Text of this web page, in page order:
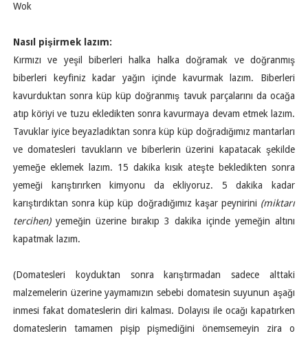
Wok
Nasıl pişirmek lazım:
Kırmızı ve yeşil biberleri halka halka doğramak ve doğranmış
biberleri keyfiniz kadar yağın içinde kavurmak lazım. Biberleri
kavurduktan sonra küp küp doğranmış tavuk parçalarını da ocağa
atıp köriyi ve tuzu ekledikten sonra kavurmaya devam etmek lazım.
Tavuklar iyice beyazladıktan sonra küp küp doğradığımız mantarları
ve domatesleri tavukların ve biberlerin üzerini kapatacak şekilde
yemeğe eklemek lazım. 15 dakika kısık ateşte bekledikten sonra
yemeği karıştırırken kimyonu da ekliyoruz. 5 dakika kadar
karıştırdıktan sonra küp küp doğradığımız kaşar peynirini (miktarı
tercihen)yemeğin üzerine bırakıp 3 dakika içinde yemeğin altını
kapatmak lazım.
(Domatesleri koyduktan sonra karıştırmadan sadece alttaki
malzemelerin üzerine yaymamızın sebebi domatesin suyunun aşağı
inmesi fakat domateslerin diri kalması. Dolayısı ile ocağı kapatırken
domateslerin tamamen pişip pişmediğini önemsemeyin zira o